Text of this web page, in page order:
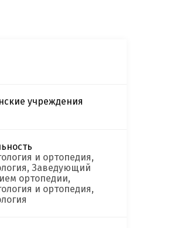
учреждения
и ортопедия,
Заведующий
ортопедии,
и ортопедия,